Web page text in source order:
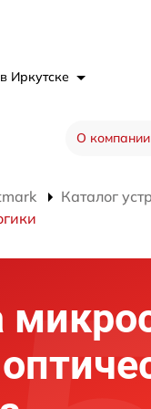
в Иркутске
О компании
Каталог